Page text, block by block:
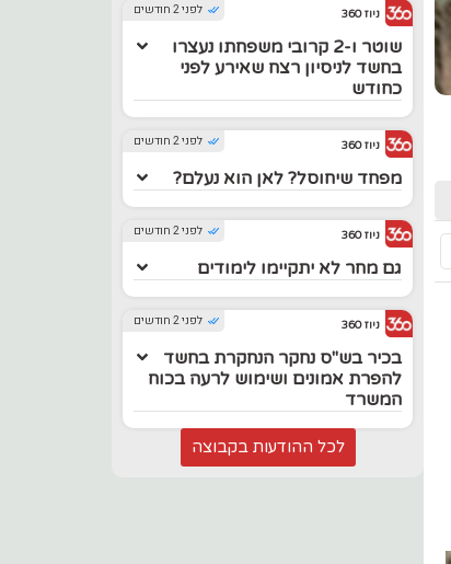
לפני 2 חודשים ניוז 360
שוטר ו-2 קרובי משפחתו נעצרו
בחשד לניסיון רצח שאירע לפני
כחודש
לפני 2 חודשים ניוז 360
מפחד שיחוסל? לאן הוא נעלם?
לפני 2 חודשים ניוז 360
גם מחר לא יתקיימו לימודים
לפני 2 חודשים ניוז 360
בכיר בש"ס נחקר הנחקרת בחשד
להפרת אמונים ושימוש לרעה בכוח
המשרד
לכל ההודעות בקבוצה